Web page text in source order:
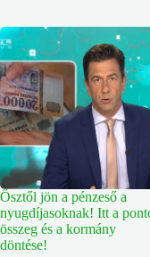
Ősztől jön a pénzeső a
nyugdíjasoknak! Itt a
összeg és a kormány
döntése!